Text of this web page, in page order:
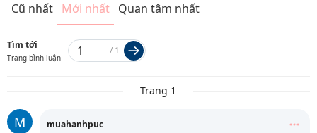
Cũ nhất Mới nhất Quan tâm nhất
Tìm tới
Trang bình luận
/ 1
Trang 1
M muahanhpuc